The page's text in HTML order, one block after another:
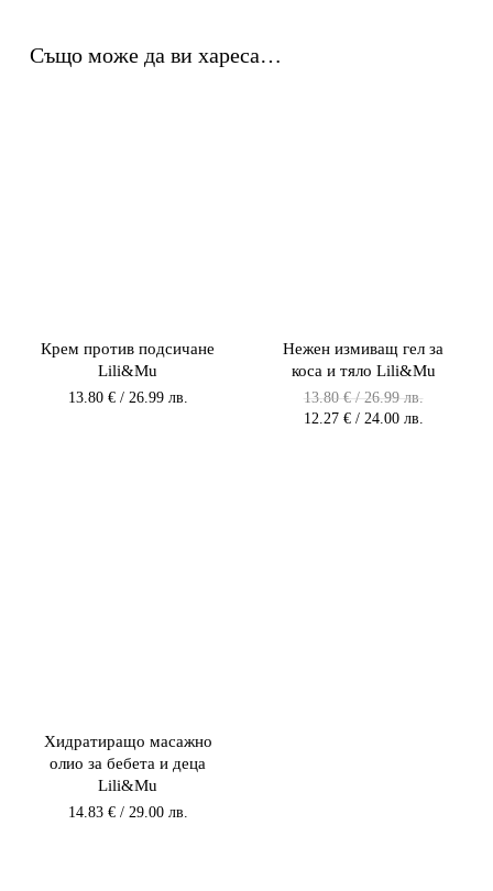
Също може да ви хареса…
Крем против подсичане
Lili&Mu
13.80 €/ 26.99 лв.
Нежен измиващ гел за
коса и тяло Lili&Mu
13.80€/ 26.99 лв.Original
12.27 €/ 24.00 лв.
Хидратиращо масажно
олио за бебета и деца
Lili&Mu
14.83 €/ 29.00 лв.